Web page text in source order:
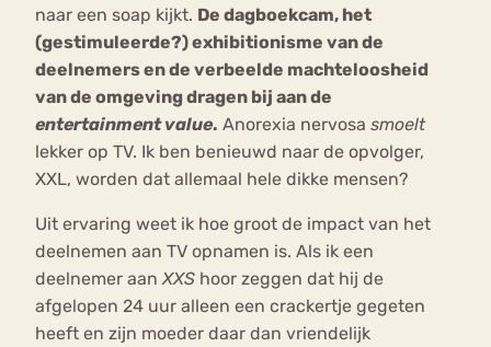
naar een soap kijkt. De dagboekcam, het
(gestimuleerde?) exhibitionisme van de
deelnemers en de verbeelde machteloosheid
van de omgeving dragen bij aan de
entertainment value. Anorexia nervosa smoelt
lekker op TV. Ik ben benieuwd naar de opvolger,
XXL, worden dat allemaal hele dikke mensen?
Uit ervaring weet ik hoe groot de impact van het
deelnemen aan TV opnamen is. Als ik een
deelnemer aanXXS hoor zeggen dat hij de
afgelopen 24 uur alleen een crackertje gegeten
heeft en zijn moeder daar dan vriendelijk